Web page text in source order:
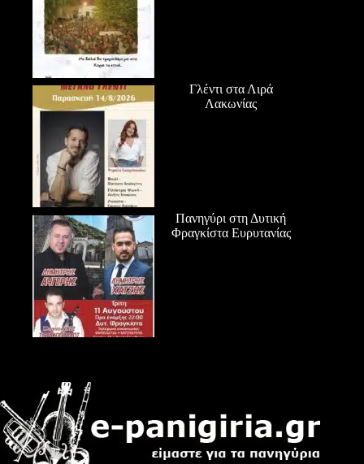
Γλέντι στα Λιρά
Λακωνίας
Πανηγύρι στη Δυτική
Φραγκίστα Ευρυτανίας